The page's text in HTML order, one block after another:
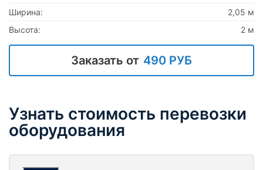
Ширина:
2,05 м
Высота:
2 м
Заказать от 490 РУБ
Узнать стоимость перевозки
оборудования